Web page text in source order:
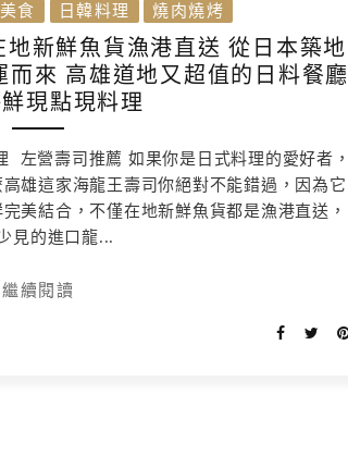
食 日韓料理 燒肉燒烤
新鮮魚貨漁港直送 從日本築地
來 高雄道地又超值的日料餐廳
現點現料理
左營壽司推薦 如果你是日式料理的愛好者，
雄這家海龍王壽司你絕對不能錯過，因為它
美結合，不僅在地新鮮魚貨都是漁港直送，
見的進口龍...
繼續閱讀